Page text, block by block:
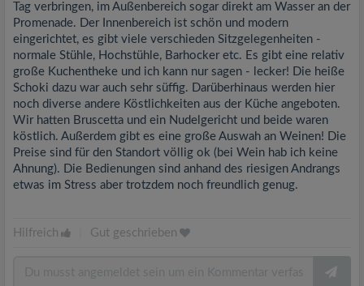
Tag verbringen, im Außenbereich sogar direkt am Wasser an der
Promenade. Der Innenbereich ist schön und modern
eingerichtet, es gibt viele verschieden Sitzgelegenheiten -
normale Stühle, Hochstühle, Barhocker etc. Es gibt eine relativ
große Kuchentheke und ich kann nur sagen - lecker! Die heiße
Schoki dazu war auch sehr süffig. Darüberhinaus werden hier
noch diverse andere Köstlichkeiten aus der Küche angeboten.
Wir hatten Bruscetta und ein Nudelgericht und beide waren
köstlich. Außerdem gibt es eine große Auswah an Weinen! Die
Preise sind für den Standort völlig ok (bei Wein hab ich keine
Ahnung). Die Bedienungen sind anhand des riesigen Andrangs
etwas im Stress aber trotzdem noch freundlich genug.
Hilfreich Gut geschrieben